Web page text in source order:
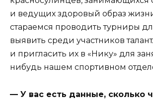
и ведущих здоровый образ
стараемся проводить турниры
выявить среди участников
и пригласить их в «Нику» для
нибудь нашем спортивном
— У вас есть данные, сколько